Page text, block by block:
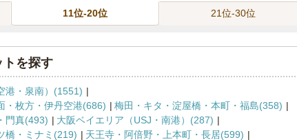
11位-20位 21位-30位
を探す
港・泉南）(1551)
・枚方・伊丹空港(686)
梅田・キタ・淀屋橋・本町・福島(358)
門真(493)
大阪ベイエリア（USJ・南港）(287)
橋・ミナミ(219)
天王寺・阿倍野・上本町・長居(599)